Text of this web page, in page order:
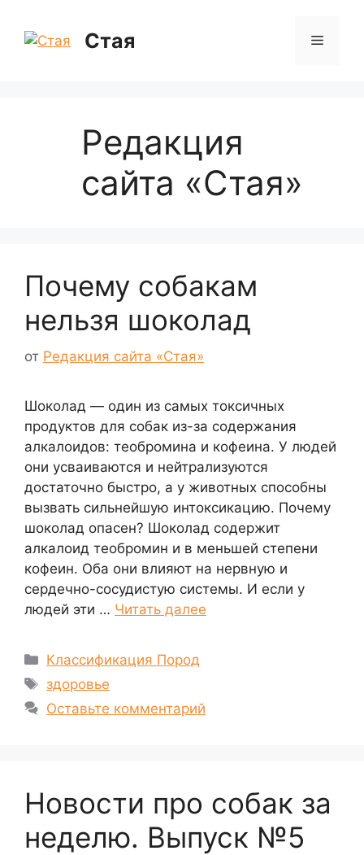
содержимомуСтая Меню
Редакция
сайта «Стая»
Почему собакам
нельзя шоколад
от Редакция сайта «Стая»
Шоколад ― один из самых токсичных
продуктов для собак из-за содержания
алкалоидов: теобромина и кофеина. У людей
они усваиваются и нейтрализуются
достаточно быстро, а у животных способны
вызвать сильнейшую интоксикацию. Почему
шоколад опасен? Шоколад содержит
алкалоид теобромин и в меньшей степени
кофеин. Оба они влияют на нервную и
сердечно-сосудистую системы. И если у
людей эти … Читать далее
Рубрики
Классификация Пород
Метки
здоровье
Оставьте комментарий
Новости про собак за
неделю. Выпуск №5